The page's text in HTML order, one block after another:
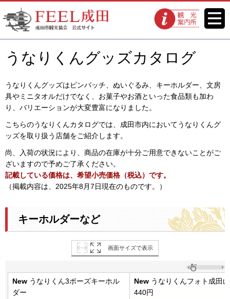
FEEL成田 成田市観光協会 公式
サイト
観光案内所
メニ
ュー
うなりくんグッズカタログ
うなりくんグッズはピンバッチ、ぬいぐるみ、キーホルダー、文房
具やミニタオルだけでなく、お菓子やお酒といった食品類も加わ
り、バリエーションが大変豊富になりました。
こちらのうなりくんカタログでは、成田市内においてうなりくんグ
ッズを取り扱う店舗をご紹介します。
尚、入荷の状況により、商品の在庫が十分ご用意できないことがご
ざいますので予めご了承ください。
記載している価格は、希望小売価格（税込）です。
（掲載内容は、2025年8月7日現在のものです。）
キーホルダーなど
画面サイズで表示
New うなりくん3ポーズキーホル
ダー
New うなりくんフォト成田
440円